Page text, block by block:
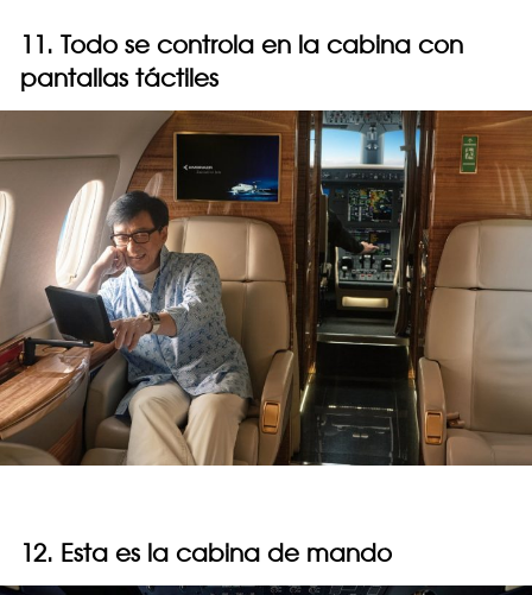
11. Todo se controla en la cabina con
pantallas táctiles
12. Esta es la cabina de mando